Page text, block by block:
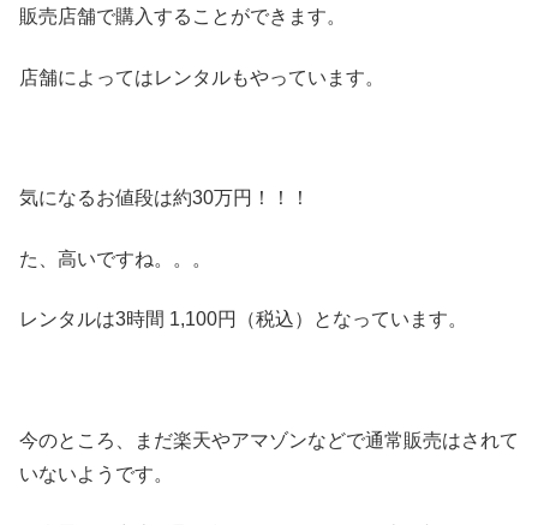
販売店舗で購入することができます。
店舗によってはレンタルもやっています。
気になるお値段は約30万円！！！
た、高いですね。。。
レンタルは3時間 1,100円（税込）となっています。
今のところ、まだ楽天やアマゾンなどで通常販売はされて
いないようです。